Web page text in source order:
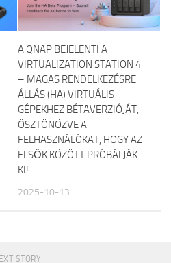
A QNAP BEJELENTI A
VIRTUALIZATION STATION 4
– MAGAS RENDELKEZÉSRE
ÁLLÁS (HA) VIRTUÁLIS
GÉPEKHEZ BÉTAVERZIÓJÁT,
ÖSZTÖNÖZVE A
FELHASZNÁLÓKAT, HOGY AZ
ELSŐK KÖZÖTT PRÓBÁLJÁK
KI!
2025-10-13
STORY